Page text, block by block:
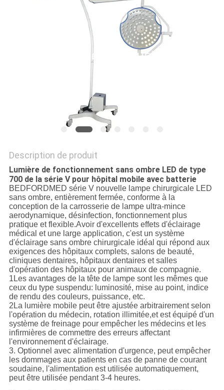
Description de produit
Lumière de fonctionnement sans ombre LED de type
700 de la série V pour hôpital mobile avec batterie
BEDFORDMED série V nouvelle lampe chirurgicale LED
sans ombre, entièrement fermée, conforme à la
conception de la carrosserie de lampe ultra-mince
aerodynamique, désinfection, fonctionnement plus
pratique et flexible.Avoir d'excellents effets d'éclairage
médical et une large application, c'est un système
d'éclairage sans ombre chirurgicale idéal qui répond aux
exigences des hôpitaux complets, salons de beauté,
cliniques dentaires, hôpitaux dentaires et salles
d'opération des hôpitaux pour animaux de compagnie.
1Les avantages de la tête de lampe sont les mêmes que
ceux du type suspendu: luminosité, mise au point, indice
de rendu des couleurs, puissance, etc.
2La lumière mobile peut être ajustée arbitrairement selon
l'opération du médecin, rotation illimitée,et est équipé d'un
système de freinage pour empêcher les médecins et les
infirmières de commettre des erreurs affectant
l'environnement d'éclairage.
3. Optionnel avec alimentation d'urgence, peut empêcher
les dommages aux patients en cas de panne de courant
soudaine, l'alimentation est utilisée automatiquement,
peut être utilisée pendant 3-4 heures.